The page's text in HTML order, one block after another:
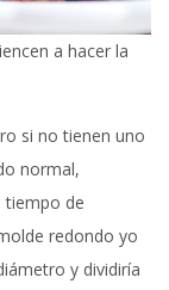
a hacer la
si no tienen uno
normal,
tiempo de
redondo yo
y dividiría